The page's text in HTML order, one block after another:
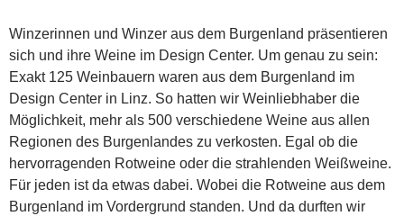
Winzerinnen und Winzer aus dem Burgenland präsentieren
sich und ihre Weine im Design Center. Um genau zu sein:
Exakt 125 Weinbauern waren aus dem Burgenland im
Design Center in Linz. So hatten wir Weinliebhaber die
Möglichkeit, mehr als 500 verschiedene Weine aus allen
Regionen des Burgenlandes zu verkosten. Egal ob die
hervorragenden Rotweine oder die strahlenden Weißweine.
Für jeden ist da etwas dabei. Wobei die Rotweine aus dem
Burgenland im Vordergrund standen. Und da durften wir